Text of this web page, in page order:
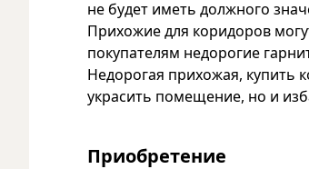
не будет иметь должного
Прихожие для коридоров
покупателям недорогие
Недорогая прихожая, купить
украсить помещение, но и
Приобретение